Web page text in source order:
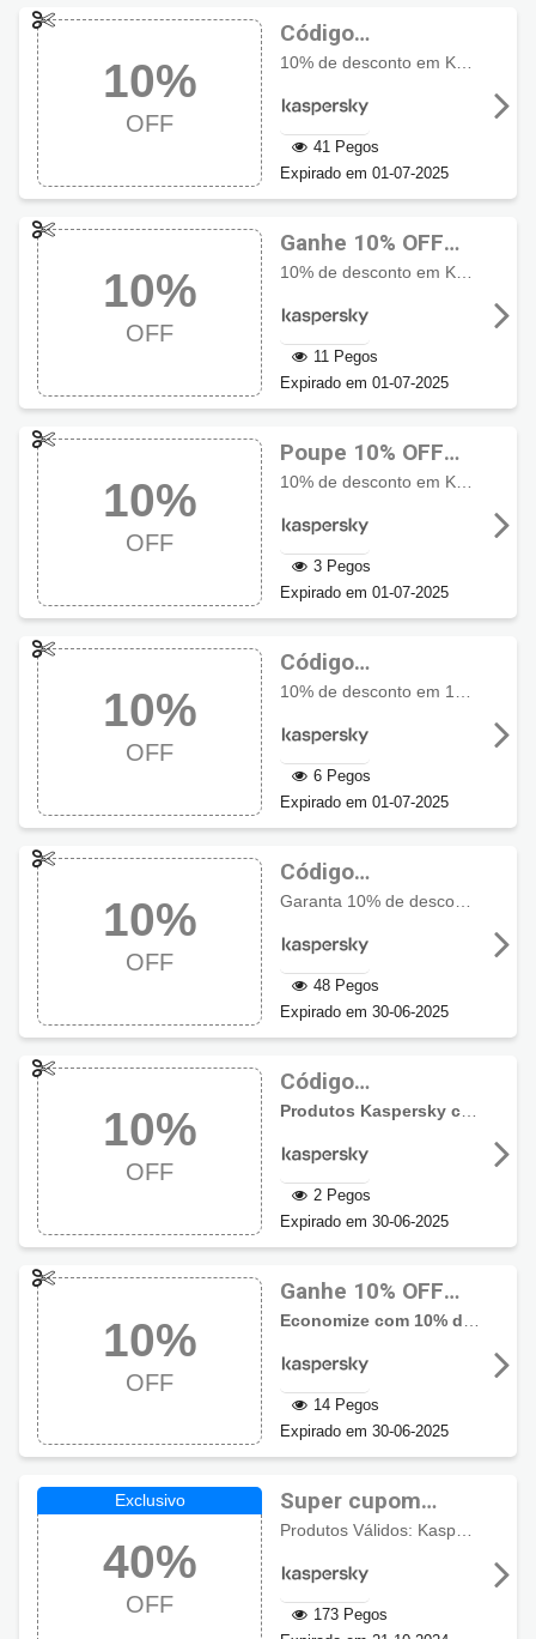
10%
OFF
Código
promocional
41 Pegos
Expirado em 01-07-2025
10%
OFF
Ganhe 10% OFF
usando cupom
11 Pegos
Expirado em 01-07-2025
10%
OFF
Poupe 10% OFF
suando cupom
3 Pegos
Expirado em 01-07-2025
10%
OFF
Código
promocional
10% OFF
6 Pegos
Expirado em 01-07-2025
10%
OFF
Código
Promocional
10% OFF
48 Pegos
Expirado em 30-06-2025
10%
OFF
Código
promocional
10% OFF
2 Pegos
Expirado em 30-06-2025
10%
OFF
Ganhe 10% OFF
usando cupom
14 Pegos
Expirado em 30-06-2025
40%
OFF
Super cupom
Kaspersky 40% de
173 Pegos